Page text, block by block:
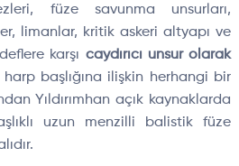
füze savunma unsurları,
limanlar, kritik askeri altyapı ve
karşı caydırıcı unsur olarak
başlığına ilişkin herhangi bir
Yıldırımhan açık kaynaklarda
uzun menzilli balistik füze